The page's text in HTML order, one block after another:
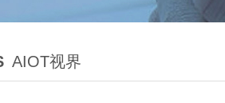
AIOT视界